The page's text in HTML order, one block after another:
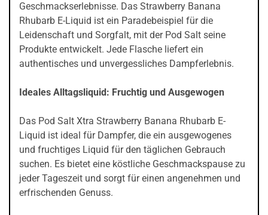
Geschmackserlebnisse. Das Strawberry Banana
Rhubarb E-Liquid ist ein Paradebeispiel für die
Leidenschaft und Sorgfalt, mit der Pod Salt seine
Produkte entwickelt. Jede Flasche liefert ein
authentisches und unvergessliches Dampferlebnis.
Ideales Alltagsliquid: Fruchtig und Ausgewogen
Das Pod Salt Xtra Strawberry Banana Rhubarb E-
Liquid ist ideal für Dampfer, die ein ausgewogenes
und fruchtiges Liquid für den täglichen Gebrauch
suchen. Es bietet eine köstliche Geschmackspause zu
jeder Tageszeit und sorgt für einen angenehmen und
erfrischenden Genuss.